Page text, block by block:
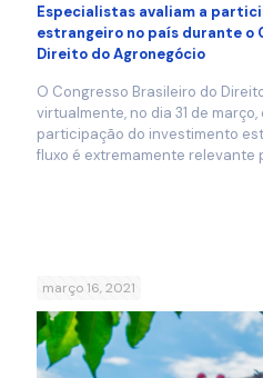
Especialistas avaliam a
estrangeiro no país durante o
Direito do Agronegócio
O Congresso Brasileiro do
virtualmente, no dia 31 de
participação do investimento
fluxo é extremamente relevante
março 16, 2021